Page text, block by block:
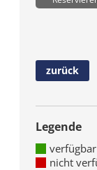
zurück
Legende
verfügbar
nicht